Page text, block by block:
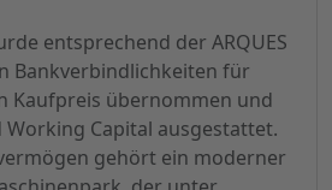
entsprechend der ARQUES
Bankverbindlichkeiten für
Kaufpreis übernommen und
Capital ausgestattet.
gehört ein moderner